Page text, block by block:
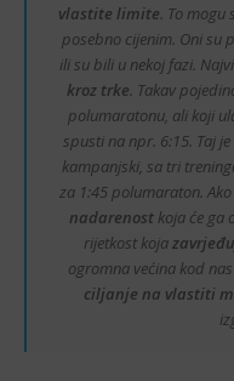
vlastite limite . To
posebno cijenim. Oni su
ili su bili u nekoj fazi.
kroz trke . Takav
polumaratonu, ali koji
spusti na npr. 6:15. Taj
kampanjski, sa tri
za 1:45 polumaraton.
nadarenostkoja će ga
rijetkost koja
ogromna većina kod nas
ciljanje na vlastiti